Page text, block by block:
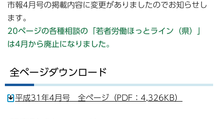
市報4月号の掲載内容に変更がありましたのでお知らせし
ます。
20ページの各種相談の「若者労働ほっとライン（県）」
は4月から廃止になりました。
全ページダウンロード
平成31年4月号 全ページ（PDF：4,326KB）